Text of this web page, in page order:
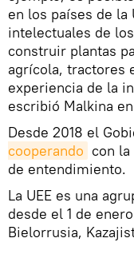
en los países de la
intelectuales de
construir plantas
agrícola, tractores
experiencia de la
escribió Malkina
Desde 2018 el
cooperando con la
de entendimiento.
La UEE es una
desde el 1 de
Bielorrusia,